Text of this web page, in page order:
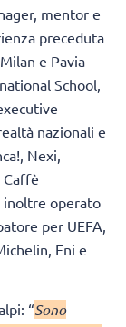
mentor e
preceduta
e Pavia
School,
nazionali e
Nexi,
inoltre operato
per UEFA,
Eni e
“Sono